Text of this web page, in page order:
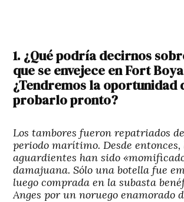
1. ¿Qué podría decirnos
que se envejece en Fort
¿Tendremos la oportunidad
probarlo pronto?
Los tambores fueron repatriados
periodo marítimo. Desde entonces,
aguardientes han sido
damajuana. Sólo una botella fue
luego comprada en la subasta
Anges por un noruego enamorado